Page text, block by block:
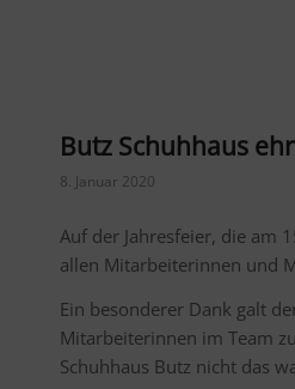
Butz Schuhhaus
8. Januar 2020
Auf der Jahresfeier, die am
allen Mitarbeiterinnen und
Ein besonderer Dank galt
Mitarbeiterinnen im Team
Schuhhaus Butz nicht das